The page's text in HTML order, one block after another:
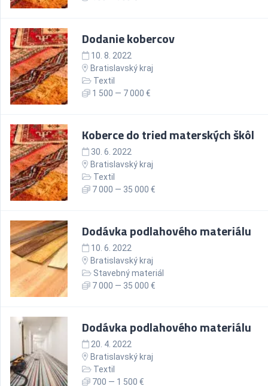
Dodanie kobercov
10. 8. 2022
Bratislavský kraj
Textil
1 500 — 7 000 €
Koberce do tried materských škôl
30. 6. 2022
Bratislavský kraj
Textil
7 000 — 35 000 €
Dodávka podlahového materiálu
10. 6. 2022
Bratislavský kraj
Stavebný materiál
7 000 — 35 000 €
Dodávka podlahového materiálu
20. 4. 2022
Bratislavský kraj
Textil
700 — 1 500 €